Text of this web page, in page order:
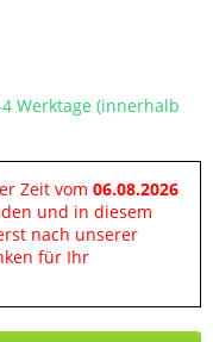
Werktage (innerhalb
Zeit vom 06.08.2026
und in diesem
nach unserer
für Ihr